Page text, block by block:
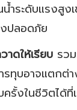
ำระดับแรงสูง
ปลอดภัย
าดให้เรียบ รว
ทุบอาจแตกต่า
ครั้งในชีวิตได้